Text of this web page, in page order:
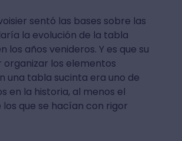
sentó las bases sobre las
la evolución de la tabla
los años venideros. Y es que su
los elementos
una tabla sucinta era uno de
en la historia, al menos el
que se hacían con rigor